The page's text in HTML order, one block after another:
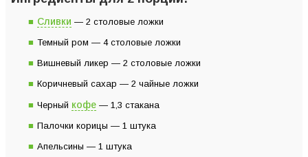
Сливки — 2 столовые ложки
Темный ром — 4 столовые ложки
Вишневый ликер — 2 столовые ложки
Коричневый сахар — 2 чайные ложки
Черный кофе — 1,3 стакана
Палочки корицы — 1 штука
Апельсины — 1 штука